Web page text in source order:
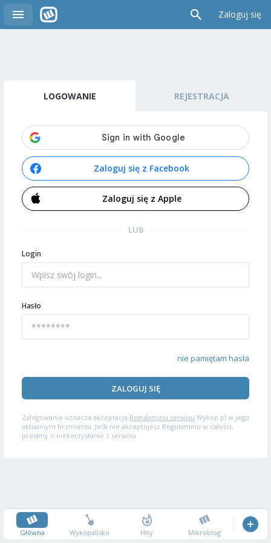
Zaloguj się
LOGOWANIE REJESTRACJA
Zaloguj się z Facebook
Zaloguj się z Apple
LUB
Login
Hasło
nie pamiętam hasła
ZALOGUJ SIĘ
Zalogowanie oznacza akceptację Regulaminu serwisu Wykop.pl w jego
aktualnym brzmieniu. Jeśli nie akceptujesz Regulaminu w całości,
prosimy o niekorzystanie z serwisu.
Główna Wykopalisko Hity Mikroblog